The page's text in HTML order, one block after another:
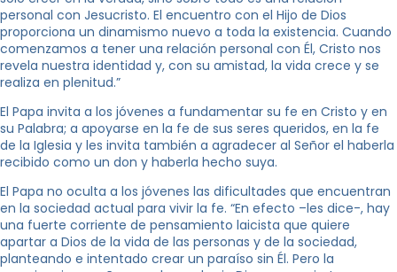
personal con Jesucristo. El encuentro con el Hijo de Dios
proporciona un dinamismo nuevo a toda la existencia. Cuando
comenzamos a tener una relación personal con Él, Cristo nos
revela nuestra identidad y, con su amistad, la vida crece y se
realiza en plenitud.”
El Papa invita a los jóvenes a fundamentar su fe en Cristo y en
su Palabra; a apoyarse en la fe de sus seres queridos, en la fe
de la Iglesia y les invita también a agradecer al Señor el haberla
recibido como un don y haberla hecho suya.
El Papa no oculta a los jóvenes las dificultades que encuentran
en la sociedad actual para vivir la fe. “En efecto –les dice-, hay
una fuerte corriente de pensamiento laicista que quiere
apartar a Dios de la vida de las personas y de la sociedad,
planteando e intentado crear un paraíso sin Él. Pero la